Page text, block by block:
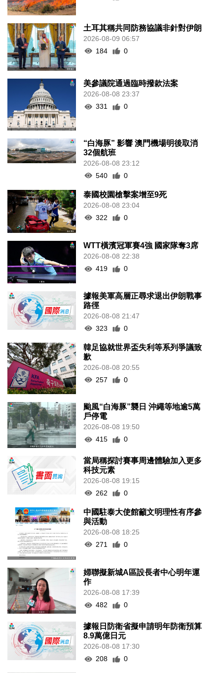
土耳其稱共同防務協議非針對伊朗
2026-08-09 06:57
184
0
美參議院通過臨時撥款法案
2026-08-08 23:37
331
0
“白海豚” 影響 澳門機場明後取消
32個航班
2026-08-08 23:12
540
0
泰國校園槍擊案增至9死
2026-08-08 23:04
322
0
WTT橫濱冠軍賽4強 國家隊奪3席
2026-08-08 22:38
419
0
據報美軍高層正尋求退出伊朗戰事
路徑
2026-08-08 21:47
323
0
韓足協就世界盃失利等系列爭議致
歉
2026-08-08 20:55
257
0
颱風“白海豚”襲日 沖繩等地逾5萬
戶停電
2026-08-08 19:50
415
0
當局稱探討賽事周邊體驗加入更多
科技元素
2026-08-08 19:15
262
0
中國駐泰大使館籲文明理性有序參
與活動
2026-08-08 18:25
271
0
婦聯擬新城A區設長者中心明年運
作
2026-08-08 17:39
482
0
據報日防衛省擬申請明年防衛預算
8.9萬億日元
2026-08-08 17:30
208
0